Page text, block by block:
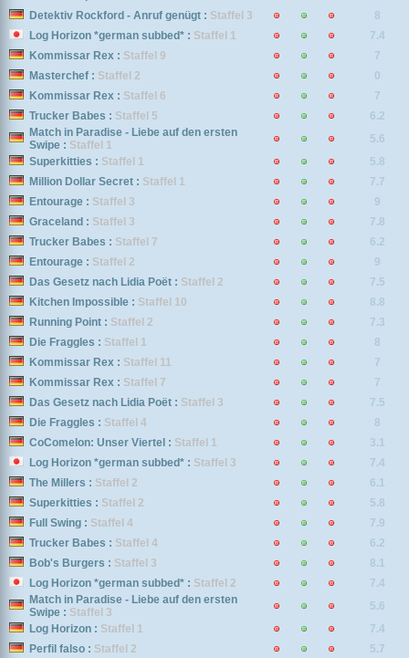
Detektiv Rockford - Anruf genügt : Staffel 3
8
Log Horizon *german subbed* : Staffel 1
7.4
Kommissar Rex : Staffel 9
7
Masterchef : Staffel 2
0
Kommissar Rex : Staffel 6
7
Trucker Babes : Staffel 5
6.2
Match in Paradise - Liebe auf den ersten
Swipe : Staffel 1
5.6
Superkitties : Staffel 1
5.8
Million Dollar Secret : Staffel 1
7.7
Entourage : Staffel 3
9
Graceland : Staffel 3
7.8
Trucker Babes : Staffel 7
6.2
Entourage : Staffel 2
9
Das Gesetz nach Lidia Poët : Staffel 2
7.5
Kitchen Impossible : Staffel 10
8.8
Running Point : Staffel 2
7.3
Die Fraggles : Staffel 1
8
Kommissar Rex : Staffel 11
7
Kommissar Rex : Staffel 7
7
Das Gesetz nach Lidia Poët : Staffel 3
7.5
Die Fraggles : Staffel 4
8
CoComelon: Unser Viertel : Staffel 1
3.1
Log Horizon *german subbed* : Staffel 3
7.4
The Millers : Staffel 2
6.1
Superkitties : Staffel 2
5.8
Full Swing : Staffel 4
7.9
Trucker Babes : Staffel 4
6.2
Bob's Burgers : Staffel 3
8.1
Log Horizon *german subbed* : Staffel 2
7.4
Match in Paradise - Liebe auf den ersten
Swipe : Staffel 3
5.6
Log Horizon : Staffel 1
7.4
Perfil falso : Staffel 2
5.7